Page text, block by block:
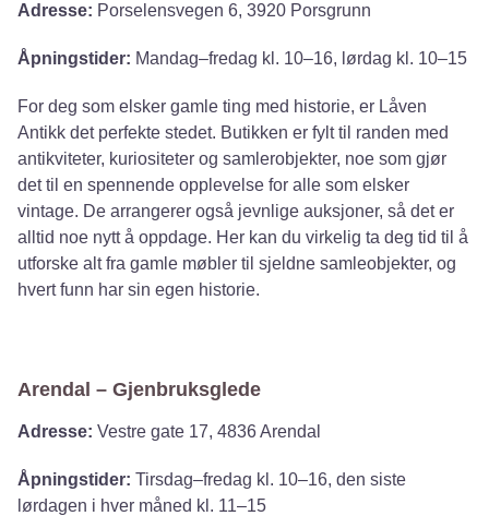
Adresse: Porselensvegen 6, 3920 Porsgrunn
Åpningstider: Mandag–fredag kl. 10–16, lørdag kl. 10–15
For deg som elsker gamle ting med historie, er Låven
Antikk det perfekte stedet. Butikken er fylt til randen med
antikviteter, kuriositeter og samlerobjekter, noe som gjør
det til en spennende opplevelse for alle som elsker
vintage. De arrangerer også jevnlige auksjoner, så det er
alltid noe nytt å oppdage. Her kan du virkelig ta deg tid til å
utforske alt fra gamle møbler til sjeldne samleobjekter, og
hvert funn har sin egen historie.
Arendal – Gjenbruksglede
Adresse: Vestre gate 17, 4836 Arendal
Åpningstider: Tirsdag–fredag kl. 10–16, den siste
lørdagen i hver måned kl. 11–15